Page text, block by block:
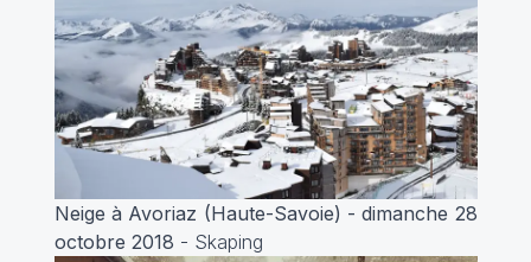
Neige à Avoriaz (Haute-Savoie) - dimanche 28
octobre 2018 - Skaping